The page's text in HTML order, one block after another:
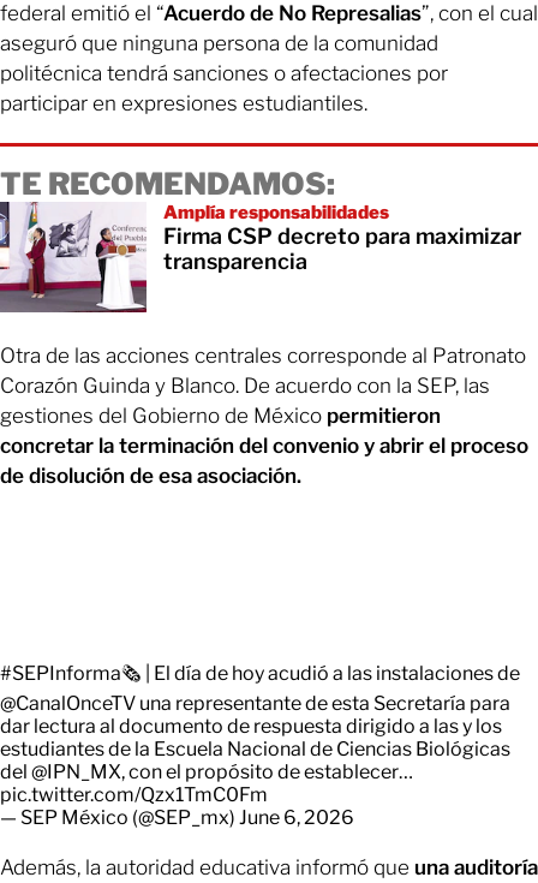
federal emitió el “Acuerdo de No Represalias”, con el cual
aseguró que ninguna persona de la comunidad
politécnica tendrá sanciones o afectaciones por
participar en expresiones estudiantiles.
TE RECOMENDAMOS:
Amplía responsabilidades
Firma CSP decreto para maximizar
transparencia
Otra de las acciones centrales corresponde al Patronato
Corazón Guinda y Blanco. De acuerdo con la SEP, las
gestiones del Gobierno de México permitieron
concretar la terminación del convenio y abrir el proceso
de disolución de esa asociación.
#SEPInforma🗞️ | El día de hoy acudió a las instalaciones de
@CanalOnceTV una representante de esta Secretaría para
dar lectura al documento de respuesta dirigido a las y los
estudiantes de la Escuela Nacional de Ciencias Biológicas
del @IPN_MX, con el propósito de establecer…
pic.twitter.com/Qzx1TmC0Fm
— SEP México (@SEP_mx) June 6, 2026
Además, la autoridad educativa informó que una auditoría